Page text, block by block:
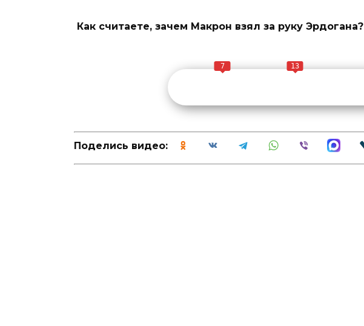
Как считаете, зачем Макрон взял за руку Эрдогана?
7 13
Поделись видео: